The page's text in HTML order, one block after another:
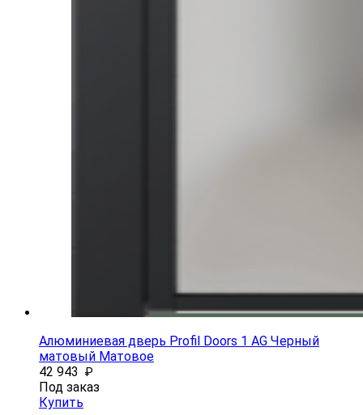
Алюминиевая дверь Profil Doors 1 AG Черный
матовый Матовое
42 943 ₽
Под заказ
Купить